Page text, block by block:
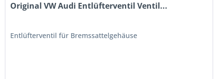
Original VW Audi Entlüfterventil Ventil...
Entlüfterventil für Bremssattelgehäuse